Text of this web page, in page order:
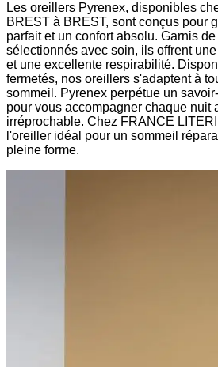
Les oreillers Pyrenex, disponibles
BREST à BREST, sont conçus pour
parfait et un confort absolu. Garnis
sélectionnés avec soin, ils offrent
et une excellente respirabilité.
fermetés, nos oreillers s'adaptent à
sommeil. Pyrenex perpétue un
pour vous accompagner chaque nuit
irréprochable. Chez FRANCE
l'oreiller idéal pour un sommeil
pleine forme.